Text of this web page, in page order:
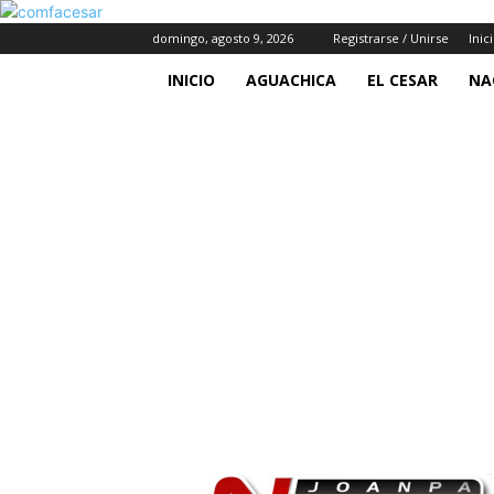
domingo, agosto 9, 2026 Registrarse / Unirse
INICIO AGUACHICA EL CESAR